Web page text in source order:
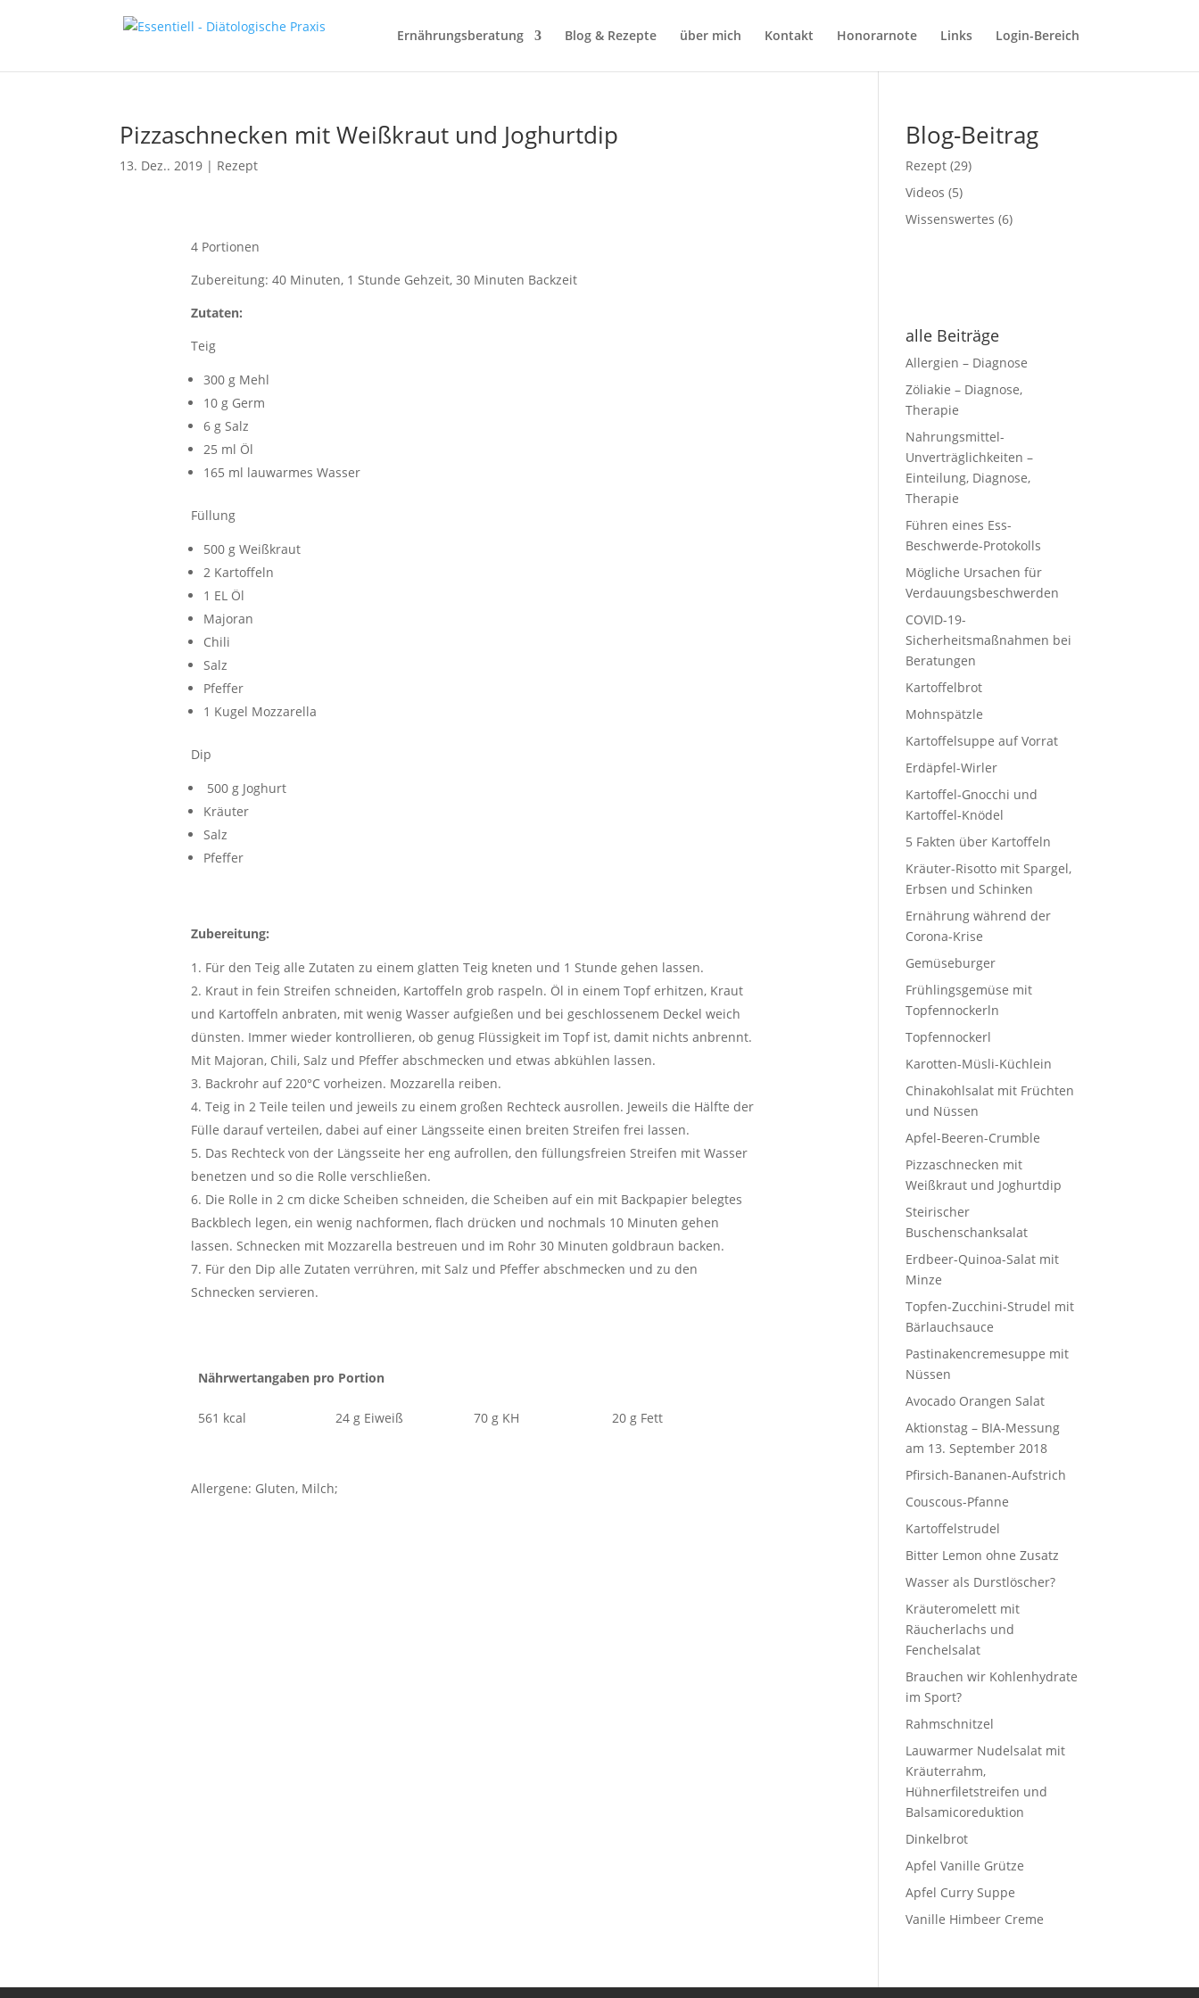
Ernährungsberatung Blog & Rezepte über mich Kontakt Honorarnote Links Login-Bereich
Pizzaschnecken mit Weißkraut und Joghurtdip
13. Dez.. 2019 | Rezept
4 Portionen
Zubereitung: 40 Minuten, 1 Stunde Gehzeit, 30 Minuten Backzeit
Zutaten:
Teig
300 g Mehl
10 g Germ
6 g Salz
25 ml Öl
165 ml lauwarmes Wasser
Füllung
500 g Weißkraut
2 Kartoffeln
1 EL Öl
Majoran
Chili
Salz
Pfeffer
1 Kugel Mozzarella
Dip
500 g Joghurt
Kräuter
Salz
Pfeffer
Zubereitung:
Für den Teig alle Zutaten zu einem glatten Teig kneten und 1 Stunde gehen lassen.
Kraut in fein Streifen schneiden, Kartoffeln grob raspeln. Öl in einem Topf erhitzen, Kraut
und Kartoffeln anbraten, mit wenig Wasser aufgießen und bei geschlossenem Deckel weich
dünsten. Immer wieder kontrollieren, ob genug Flüssigkeit im Topf ist, damit nichts anbrennt.
Mit Majoran, Chili, Salz und Pfeffer abschmecken und etwas abkühlen lassen.
Backrohr auf 220°C vorheizen. Mozzarella reiben.
Teig in 2 Teile teilen und jeweils zu einem großen Rechteck ausrollen. Jeweils die Hälfte der
Fülle darauf verteilen, dabei auf einer Längsseite einen breiten Streifen frei lassen.
Das Rechteck von der Längsseite her eng aufrollen, den füllungsfreien Streifen mit Wasser
benetzen und so die Rolle verschließen.
Die Rolle in 2 cm dicke Scheiben schneiden, die Scheiben auf ein mit Backpapier belegtes
Backblech legen, ein wenig nachformen, flach drücken und nochmals 10 Minuten gehen
lassen. Schnecken mit Mozzarella bestreuen und im Rohr 30 Minuten goldbraun backen.
Für den Dip alle Zutaten verrühren, mit Salz und Pfeffer abschmecken und zu den
Schnecken servieren.
Nährwertangaben pro Portion
561 kcal 24 g Eiweiß 70 g KH 20 g Fett
Allergene: Gluten, Milch;
Blog-Beitrag
Rezept (29)
Videos (5)
Wissenswertes (6)
alle Beiträge
Allergien – Diagnose
Zöliakie – Diagnose,
Therapie
Nahrungsmittel-
Unverträglichkeiten –
Einteilung, Diagnose,
Therapie
Führen eines Ess-
Beschwerde-Protokolls
Mögliche Ursachen für
Verdauungsbeschwerden
COVID-19-
Sicherheitsmaßnahmen bei
Beratungen
Kartoffelbrot
Mohnspätzle
Kartoffelsuppe auf Vorrat
Erdäpfel-Wirler
Kartoffel-Gnocchi und
Kartoffel-Knödel
5 Fakten über Kartoffeln
Kräuter-Risotto mit Spargel,
Erbsen und Schinken
Ernährung während der
Corona-Krise
Gemüseburger
Frühlingsgemüse mit
Topfennockerln
Topfennockerl
Karotten-Müsli-Küchlein
Chinakohlsalat mit Früchten
und Nüssen
Apfel-Beeren-Crumble
Pizzaschnecken mit
Weißkraut und Joghurtdip
Steirischer
Buschenschanksalat
Erdbeer-Quinoa-Salat mit
Minze
Topfen-Zucchini-Strudel mit
Bärlauchsauce
Pastinakencremesuppe mit
Nüssen
Avocado Orangen Salat
Aktionstag – BIA-Messung
am 13. September 2018
Pfirsich-Bananen-Aufstrich
Couscous-Pfanne
Kartoffelstrudel
Bitter Lemon ohne Zusatz
Wasser als Durstlöscher?
Kräuteromelett mit
Räucherlachs und
Fenchelsalat
Brauchen wir Kohlenhydrate
im Sport?
Rahmschnitzel
Lauwarmer Nudelsalat mit
Kräuterrahm,
Hühnerfiletstreifen und
Balsamicoreduktion
Dinkelbrot
Apfel Vanille Grütze
Apfel Curry Suppe
Vanille Himbeer Creme